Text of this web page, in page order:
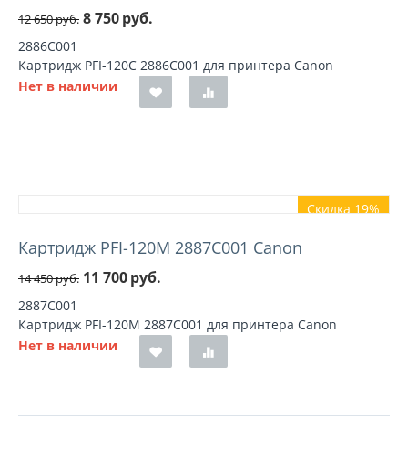
12 650руб. 8 750руб.
2886C001
Картридж PFI-120C 2886C001 для принтера Canon
Нет в наличии
Скидка 19%
Картридж PFI-120M 2887C001 Canon
14 450руб. 11 700руб.
2887C001
Картридж PFI-120M 2887C001 для принтера Canon
Нет в наличии